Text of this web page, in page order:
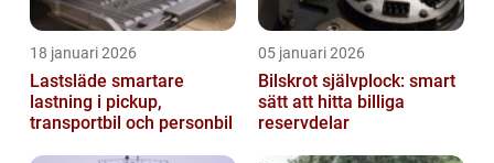
18 januari 2026
Lastsläde smartare
lastning i pickup,
transportbil och personbil
05 januari 2026
Bilskrot självplock: smart
sätt att hitta billiga
reservdelar